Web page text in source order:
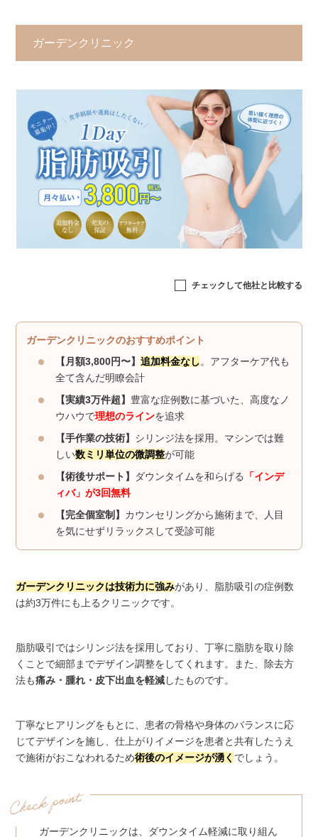
ガーデンクリニック
チェックして他社と比較する
ガーデンクリニックのおすすめポイント
【月額3,800円〜】追加料金なし。アフターケア代も
全て含んだ明瞭会計
【実績3万件超】 豊富な症例数に基づいた、高度なノ
ウハウで理想のラインを追求
【手作業の技術】 シリンジ法を採用。マシンでは難
しい数ミリ単位の微調整が可能
【術後サポート】
ダウンタイムを和らげる
「インデ
ィバ」が3回無料
【完全個室制】 カウンセリングから施術まで、人目
を気にせずリラックスして受診可能
ガーデンクリニックは技術力に強みがあり、脂肪吸引の症例数
は約3万件にも上るクリニックです。
脂肪吸引ではシリンジ法を採用しており、丁寧に脂肪を取り除
くことで細部までデザイン調整をしてくれます。また、除去方
法も痛み・腫れ・皮下出血を軽減したものです。
丁寧なヒアリングをもとに、患者の骨格や身体のバランスに応
じてデザインを施し、仕上がりイメージを患者と共有したうえ
で施術がおこなわれるため術後のイメージが湧く でしょう。
ガーデンクリニックは、ダウンタイム軽減に取り組ん